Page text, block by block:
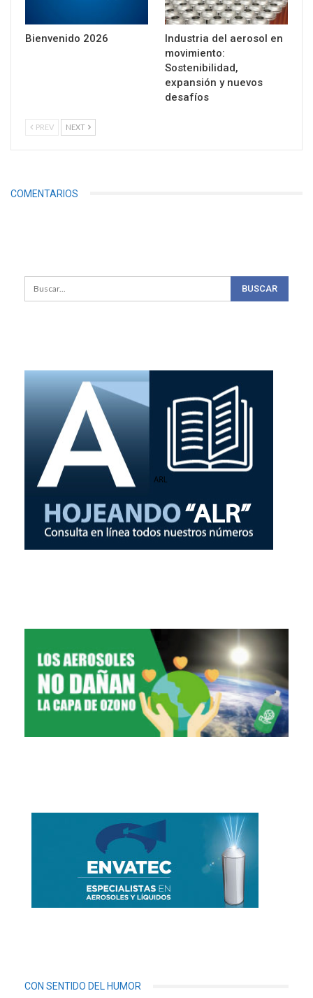
Bienvenido 2026
Industria del aerosol en
movimiento:
Sostenibilidad,
expansión y nuevos
desafíos
PREV NEXT
COMENTARIOS
CON SENTIDO DEL HUMOR